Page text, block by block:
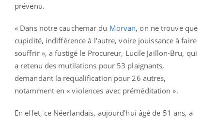
prévenu.
« Dans notre cauchemar du Morvan, on ne trouve que
cupidité, indifférence à l'autre, voire jouissance à faire
souffrir », a fustigé le Procureur, Lucile Jaillon-Bru, qui
a retenu des mutilations pour 53 plaignants,
demandant la requalification pour 26 autres,
notamment en « violences avec préméditation ».
En effet, ce Néerlandais, aujourd'hui âgé de 51 ans, a